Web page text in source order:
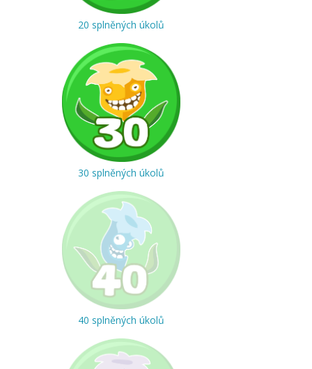
20 splněných úkolů
30 splněných úkolů
40 splněných úkolů